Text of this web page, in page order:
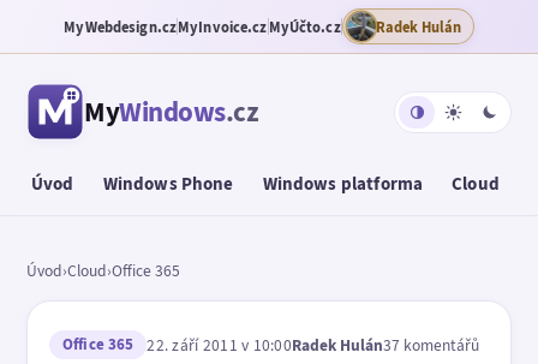
MyWebdesign.czMyInvoice.czMyÚčto.cz Radek Hulán
MyWindows.cz
Úvod Windows Phone Windows platforma Cloud
Úvod›Cloud›Office 365
Office 365 22. září 2011 v 10:00Radek Hulán37 komentářů